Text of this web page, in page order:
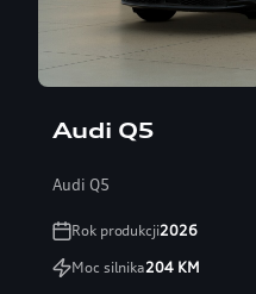
Audi Q5
Audi Q5
Rok produkcji2026
Moc silnika204KM